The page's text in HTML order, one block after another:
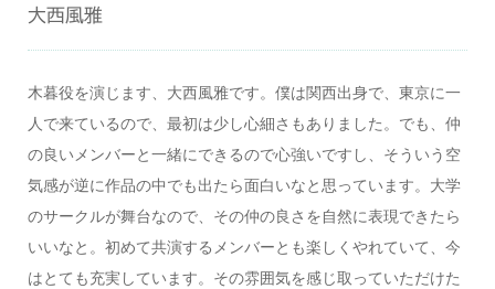
大西風雅
木暮役を演じます、大西風雅です。僕は関西出身で、東京に一
人で来ているので、最初は少し心細さもありました。でも、仲
の良いメンバーと一緒にできるので心強いですし、そういう空
気感が逆に作品の中でも出たら面白いなと思っています。大学
のサークルが舞台なので、その仲の良さを自然に表現できたら
いいなと。初めて共演するメンバーとも楽しくやれていて、今
はとても充実しています。その雰囲気を感じ取っていただけた